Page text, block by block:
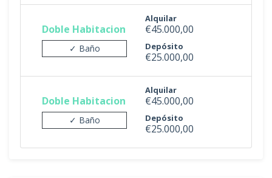
Doble Habitacion
✓ Baño
Alquilar
€45.000,00
Depósito
€25.000,00
Doble Habitacion
✓ Baño
Alquilar
€45.000,00
Depósito
€25.000,00